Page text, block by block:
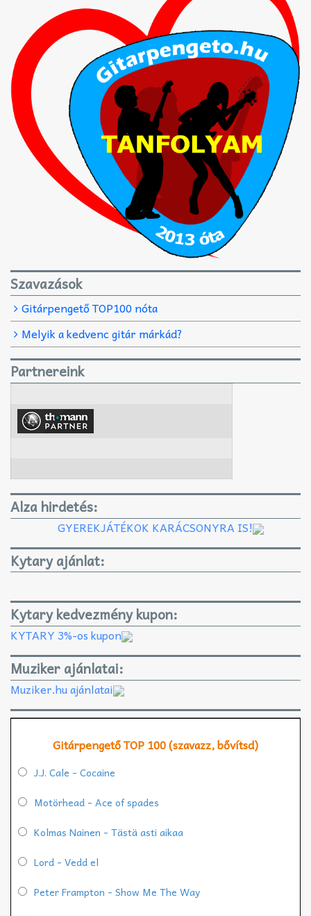
Szavazások
Gitárpengető TOP100 nóta
Melyik a kedvenc gitár márkád?
Partnereink
Alza hirdetés:
GYEREKJÁTÉKOK KARÁCSONYRA IS!
Kytary ajánlat:
Kytary kedvezmény kupon:
KYTARY 3%-os kupon
Muziker ajánlatai:
Muziker.hu ajánlatai
Gitárpengető TOP 100 (szavazz, bővítsd)
J.J. Cale - Cocaine
Motörhead - Ace of spades
Kolmas Nainen - Tästä asti aikaa
Lord - Vedd el
Peter Frampton - Show Me The Way